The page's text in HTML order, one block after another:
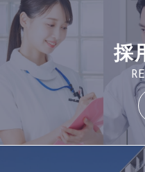
採